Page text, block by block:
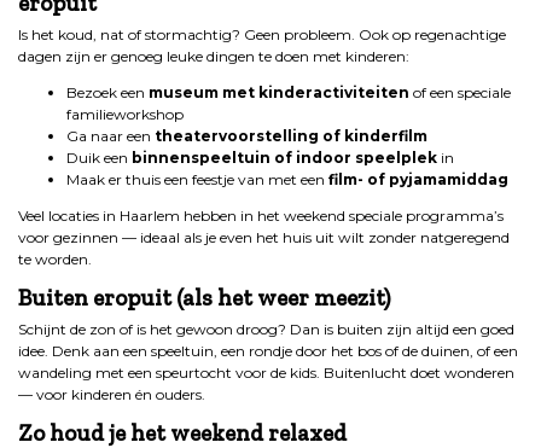
Is het koud, nat of stormachtig? Geen probleem. Ook op regenachtige
dagen zijn er genoeg leuke dingen te doen met kinderen:
Bezoek een museum met kinderactiviteiten of een speciale
familieworkshop
Ga naar een theatervoorstelling of kinderfilm
Duik een binnenspeeltuin of indoor speelplek in
Maak er thuis een feestje van met een film- of pyjamamiddag
Veel locaties in Haarlem hebben in het weekend speciale programma’s
voor gezinnen — ideaal als je even het huis uit wilt zonder natgeregend
te worden.
Buiten eropuit (als het weer meezit)
Schijnt de zon of is het gewoon droog? Dan is buiten zijn altijd een goed
idee. Denk aan een speeltuin, een rondje door het bos of de duinen, of een
wandeling met een speurtocht voor de kids. Buitenlucht doet wonderen
— voor kinderen én ouders.
Zo houd je het weekend relaxed